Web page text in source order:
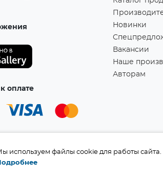
оплате
Новинки
Вакансии
Наше
Авторам
используем файлы cookie для работы сайта.